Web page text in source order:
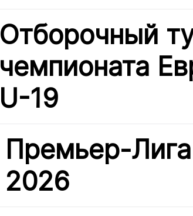
Отборочный
чемпионата
U-19
Премьер-
2026